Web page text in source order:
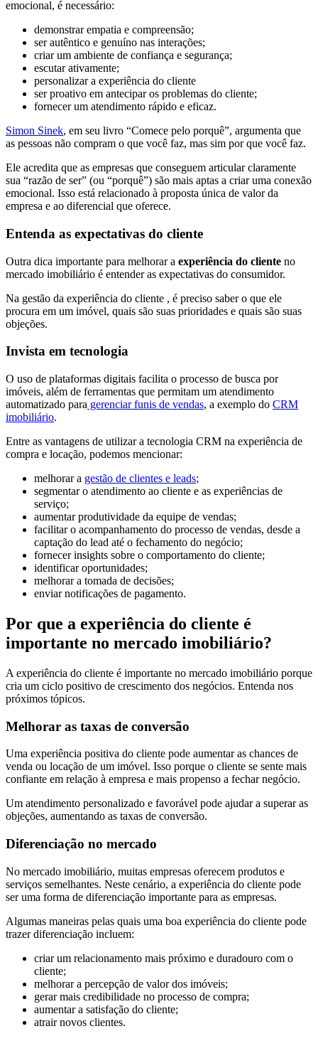
emocional, é necessário:
demonstrar empatia e compreensão;
ser autêntico e genuíno nas interações;
criar um ambiente de confiança e segurança;
escutar ativamente;
personalizar a experiência do cliente
ser proativo em antecipar os problemas do cliente;
fornecer um atendimento rápido e eficaz.
Simon Sinek, em seu livro “Comece pelo porquê”, argumenta que
as pessoas não compram o que você faz, mas sim por que você faz.
Ele acredita que as empresas que conseguem articular claramente
sua “razão de ser” (ou “porquê”) são mais aptas a criar uma conexão
emocional. Isso está relacionado à proposta única de valor da
empresa e ao diferencial que oferece.
Entenda as expectativas do cliente
Outra dica importante para melhorar a experiência do cliente no
mercado imobiliário é entender as expectativas do consumidor.
Na gestão da experiência do cliente , é preciso saber o que ele
procura em um imóvel, quais são suas prioridades e quais são suas
objeções.
Invista em tecnologia
O uso de plataformas digitais facilita o processo de busca por
imóveis, além de ferramentas que permitam um atendimento
automatizado para gerenciar funis de vendas, a exemplo do CRM
imobiliário.
Entre as vantagens de utilizar a tecnologia CRM na experiência de
compra e locação, podemos mencionar:
melhorar a gestão de clientes e leads;
segmentar o atendimento ao cliente e as experiências de
serviço;
aumentar produtividade da equipe de vendas;
facilitar o acompanhamento do processo de vendas, desde a
captação do lead até o fechamento do negócio;
fornecer insights sobre o comportamento do cliente;
identificar oportunidades;
melhorar a tomada de decisões;
enviar notificações de pagamento.
Por que a experiência do cliente é
importante no mercado imobiliário?
A experiência do cliente é importante no mercado imobiliário porque
cria um ciclo positivo de crescimento dos negócios. Entenda nos
próximos tópicos.
Melhorar as taxas de conversão
Uma experiência positiva do cliente pode aumentar as chances de
venda ou locação de um imóvel. Isso porque o cliente se sente mais
confiante em relação à empresa e mais propenso a fechar negócio.
Um atendimento personalizado e favorável pode ajudar a superar as
objeções, aumentando as taxas de conversão.
Diferenciação no mercado
No mercado imobiliário, muitas empresas oferecem produtos e
serviços semelhantes. Neste cenário, a experiência do cliente pode
ser uma forma de diferenciação importante para as empresas.
Algumas maneiras pelas quais uma boa experiência do cliente pode
trazer diferenciação incluem:
criar um relacionamento mais próximo e duradouro com o
cliente;
melhorar a percepção de valor dos imóveis;
gerar mais credibilidade no processo de compra;
aumentar a satisfação do cliente;
atrair novos clientes.